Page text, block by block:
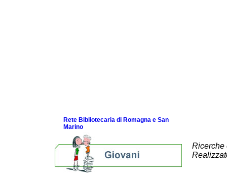
Ricerche
Rete Bibliotecaria di Romagna e San
Marino